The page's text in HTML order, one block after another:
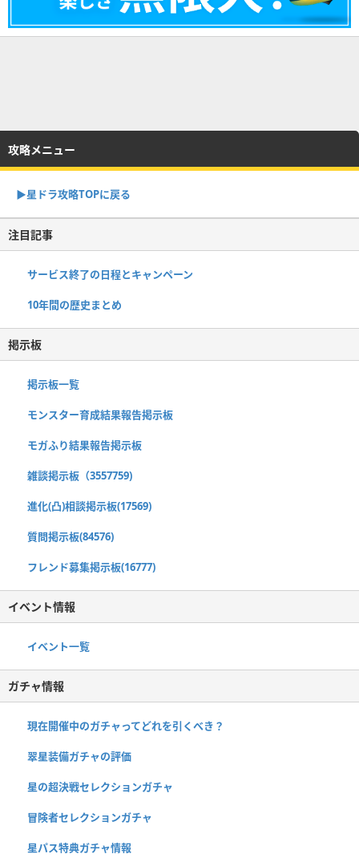
攻略メニュー
▶︎星ドラ攻略TOPに戻る
注目記事
サービス終了の日程とキャンペーン
10年間の歴史まとめ
掲示板
掲示板一覧
モンスター育成結果報告掲示板
モガふり結果報告掲示板
雑談掲示板（3557759)
進化(凸)相談掲示板(17569)
質問掲示板(84576)
フレンド募集掲示板(16777)
イベント情報
イベント一覧
ガチャ情報
現在開催中のガチャってどれを引くべき？
翠星装備ガチャの評価
星の超決戦セレクションガチャ
冒険者セレクションガチャ
星パス特典ガチャ情報